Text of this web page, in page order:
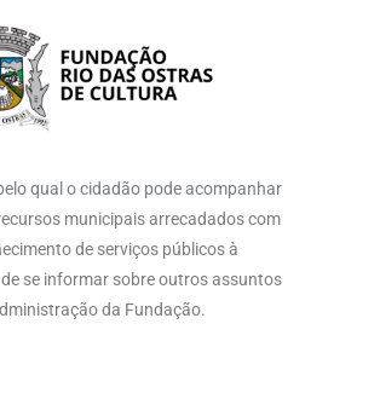
qual o cidadão pode acompanhar
municipais arrecadados com
de serviços públicos à
se informar sobre outros assuntos
da Fundação.